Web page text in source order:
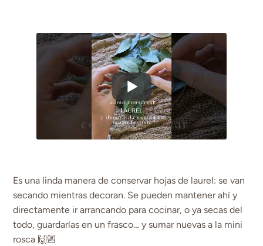
Es una linda manera de conservar hojas de laurel: se van
secando mientras decoran. Se pueden mantener ahí y
directamente ir arrancando para cocinar, o ya secas del
todo, guardarlas en un frasco… y sumar nuevas a la mini
rosca 🙌🏼